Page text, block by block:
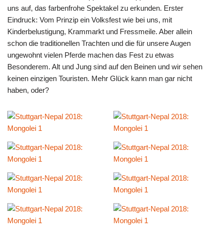
uns auf, das farbenfrohe Spektakel zu erkunden. Erster
Eindruck: Vom Prinzip ein Volksfest wie bei uns, mit
Kinderbelustigung, Krammarkt und Fressmeile. Aber allein
schon die traditionellen Trachten und die für unsere Augen
ungewohnt vielen Pferde machen das Fest zu etwas
Besonderem. Alt und Jung sind auf den Beinen und wir sehen
keinen einzigen Touristen. Mehr Glück kann man gar nicht
haben, oder?